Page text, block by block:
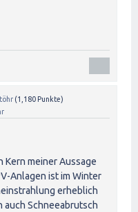
(1,180 Punkte)
meiner Aussage
Anlagen ist im Winter
erheblich
auch Schneeabrutsch